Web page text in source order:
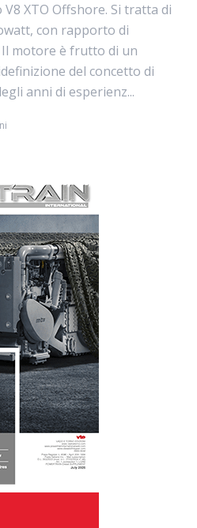
XTO Offshore. Si tratta di
con rapporto di
Il motore è frutto di un
del concetto di
anni di esperienz...